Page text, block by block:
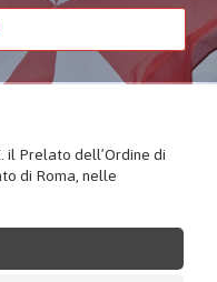
il Prelato dell’Ordine di
di Roma, nelle